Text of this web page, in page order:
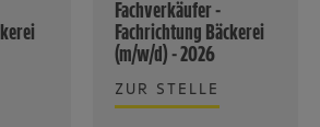
Fachverkäufer -
Fachrichtung Bäckerei
(m/w/d) - 2026
ZUR STELLE